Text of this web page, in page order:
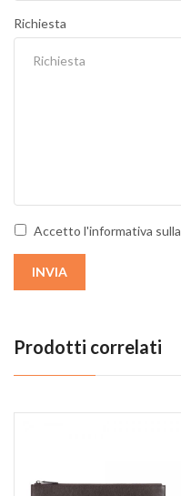
Richiesta
Accetto l'informativa sulla
INVIA
Prodotti correlati